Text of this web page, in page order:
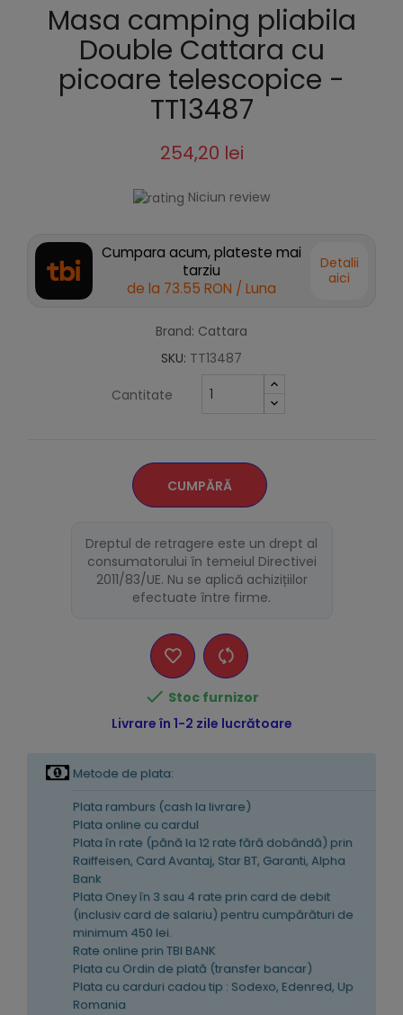
Masa camping pliabila
Double Cattara cu
picoare telescopice -
TT13487
254,20 lei
Niciun review
Cumpara acum, plateste mai
tarziu
de la 73.55 RON / Luna
Detalii
aici
Brand: Cattara
SKU: TT13487
Cantitate
CUMPĂRĂ
Dreptul de retragere este un drept al
consumatorului în temeiul Directivei
2011/83/UE. Nu se aplică achizițiilor
efectuate între firme.
 Stoc furnizor
Livrare în 1-2 zile lucrătoare
Metode de plata:
Plata ramburs (cash la livrare)
Plata online cu cardul
Plata în rate (pănă la 12 rate fără dobândă) prin
Raiffeisen, Card Avantaj, Star BT, Garanti, Alpha
Bank
Plata Oney în 3 sau 4 rate prin card de debit
(inclusiv card de salariu) pentru cumpărături de
minimum 450 lei.
Rate online prin TBI BANK
Plata cu Ordin de plată (transfer bancar)
Plata cu carduri cadou tip : Sodexo, Edenred, Up
Romania